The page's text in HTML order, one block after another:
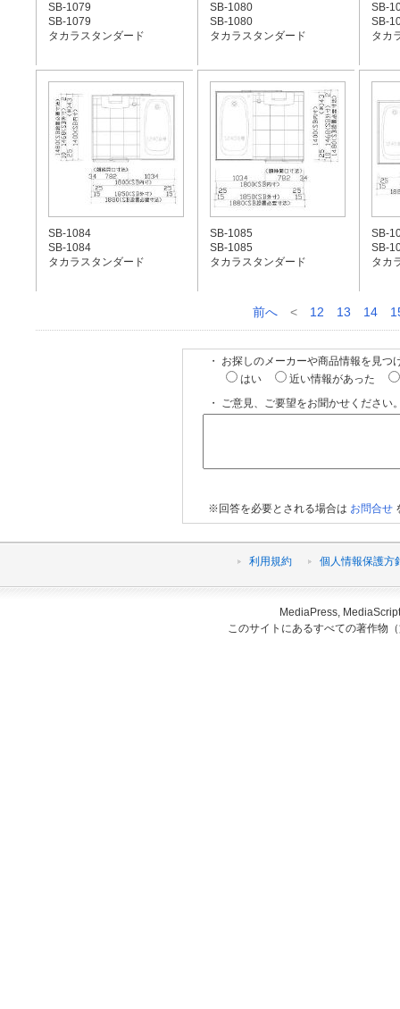
SB-1079
SB-1079
タカラスタンダード
SB-1080
SB-1080
タカラスタンダード
SB-
SB-
タカ
SB-1084
SB-1084
タカラスタンダード
SB-1085
SB-1085
タカラスタンダード
SB-
SB-
タカ
前へ < 12 13 14
・ お探しのメーカーや商品情報を見つ
はい
近い情報があった
・ ご意見、ご要望をお聞かせください
※回答を必要とされる場合は お問合せ
利用規約 個人情報保護方
MediaPress,
このサイトにあるすべての著作物